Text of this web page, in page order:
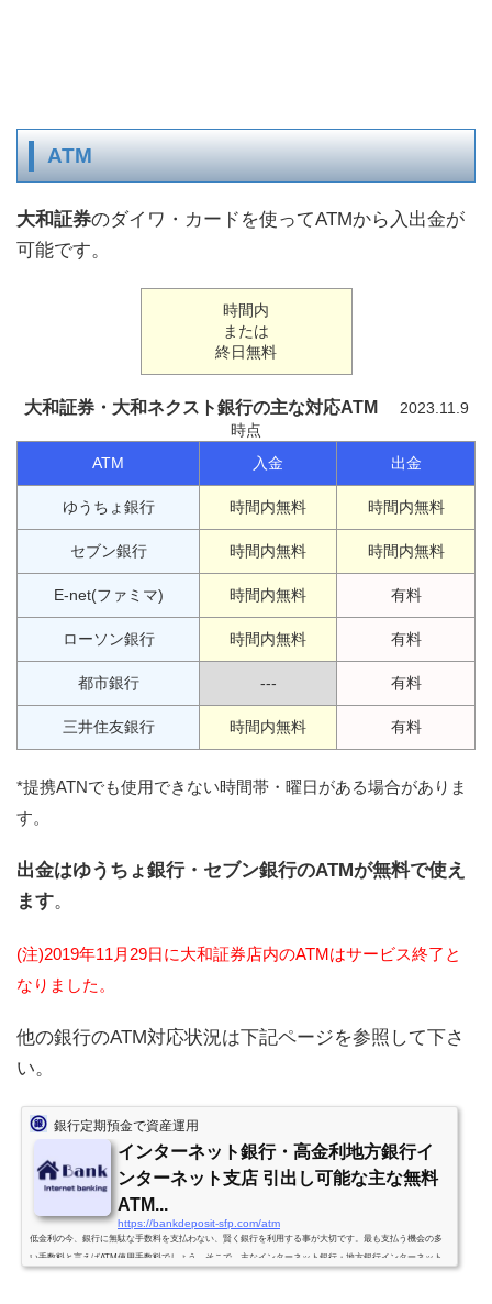
ATM
大和証券のダイワ・カードを使ってATMから入出金が
可能です。
時間内
または
終日無料
大和証券・大和ネクスト銀行の主な対応ATM
2023.11.9
時点
ATM
入金 出金
ゆうちょ銀行 時間内無料 時間内無料
セブン銀行 時間内無料 時間内無料
E-net(ファミマ) 時間内無料 有料
ローソン銀行 時間内無料 有料
都市銀行 --- 有料
三井住友銀行 時間内無料 有料
*提携ATNでも使用できない時間帯・曜日がある場合がありま
す。
出金はゆうちょ銀行・セブン銀行のATMが無料で使え
ます。
(注)2019年11月29日に大和証券店内のATMはサービス終了と
なりました。
他の銀行のATM対応状況は下記ページを参照して下さ
い。
銀行定期預金で資産運用
インターネット銀行・高金利地方銀行イ
ンターネット支店 引出し可能な主な無料
ATM...
https://bankdeposit-sfp.com/atm
低金利の今、銀行に無駄な手数料を支払わない、賢く銀行を利用する事が大切です。最も支払う機会の多
い手数料と言えばATM使用手数料でしょう。そこで、主なインターネット銀行・地方銀行インターネット